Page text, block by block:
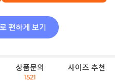
상품문의
1521
사이즈 추천